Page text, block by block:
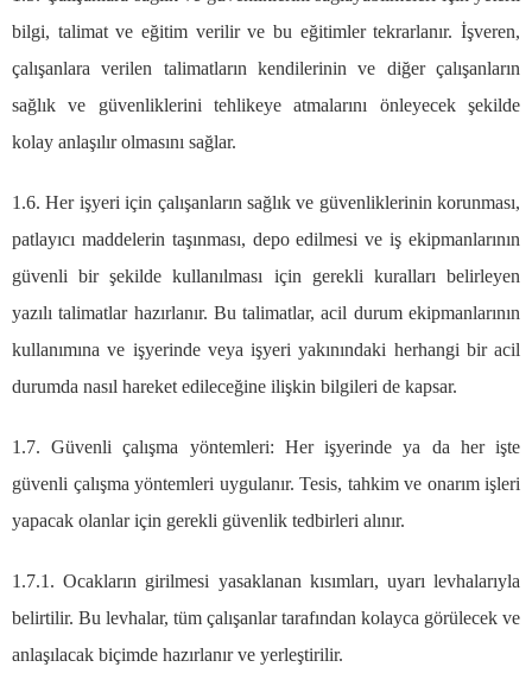
bilgi, talimat ve eğitim verilir ve bu eğitimler tekrarlanır. İşveren,
çalışanlara verilen talimatların kendilerinin ve diğer çalışanların
sağlık ve güvenliklerini tehlikeye atmalarını önleyecek şekilde
kolay anlaşılır olmasını sağlar.
1.6. Her işyeri için çalışanların sağlık ve güvenliklerinin korunması,
patlayıcı maddelerin taşınması, depo edilmesi ve iş ekipmanlarının
güvenli bir şekilde kullanılması için gerekli kuralları belirleyen
yazılı talimatlar hazırlanır. Bu talimatlar, acil durum ekipmanlarının
kullanımına ve işyerinde veya işyeri yakınındaki herhangi bir acil
durumda nasıl hareket edileceğine ilişkin bilgileri de kapsar.
1.7. Güvenli çalışma yöntemleri: Her işyerinde ya da her işte
güvenli çalışma yöntemleri uygulanır. Tesis, tahkim ve onarım işleri
yapacak olanlar için gerekli güvenlik tedbirleri alınır.
1.7.1. Ocakların girilmesi yasaklanan kısımları, uyarı levhalarıyla
belirtilir. Bu levhalar, tüm çalışanlar tarafından kolayca görülecek ve
anlaşılacak biçimde hazırlanır ve yerleştirilir.